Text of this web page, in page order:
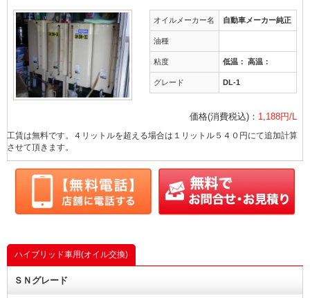
オイルメーカー名 自動車メーカー純正
油種
粘度 低温： 高温：
グレード DL-1
価格(消費税込)： 1,188円/L
工賃は無料です。４リットルを超える場合は１リットル５４０円にて追加計算
させて頂きます。
ハイブリッド車用(オイル交換)
ＳＮグレード